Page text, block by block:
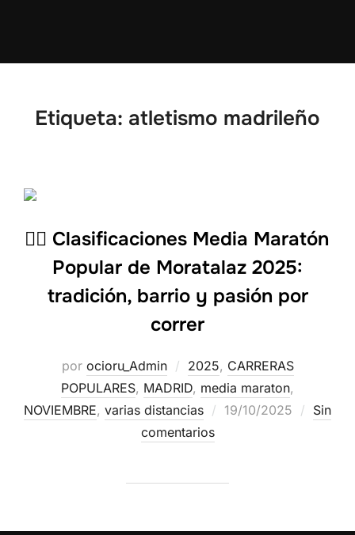
Etiqueta: atletismo madrileño
🏃‍♂️ Clasificaciones Media Maratón
Popular de Moratalaz 2025:
tradición, barrio y pasión por
correr
por ocioru_Admin 2025, CARRERAS
POPULARES, MADRID, media maraton,
NOVIEMBRE, varias distancias 19/10/2025
Sin
comentarios